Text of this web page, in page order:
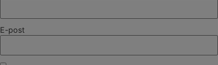
E-post